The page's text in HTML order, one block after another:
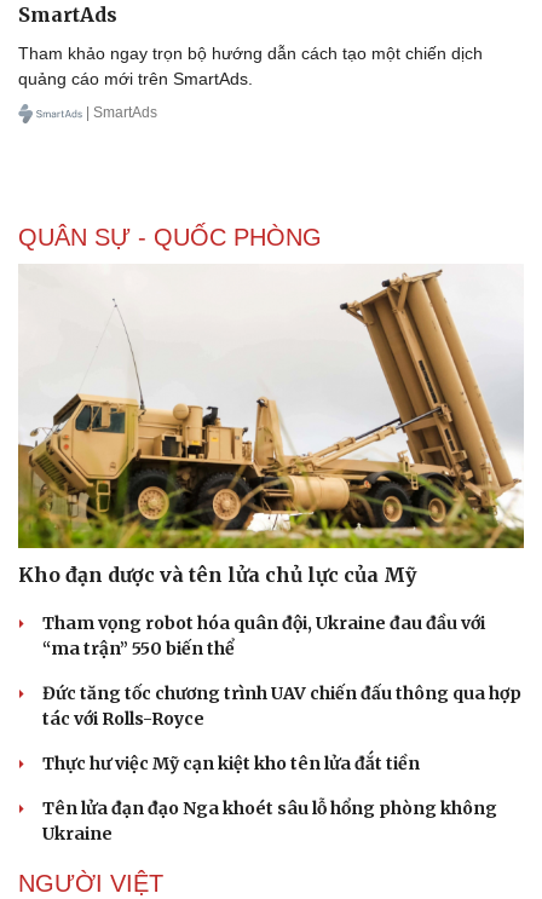
SmartAds
Tham khảo ngay trọn bộ hướng dẫn cách tạo một chiến dịch
quảng cáo mới trên SmartAds.
| SmartAds
QUÂN SỰ - QUỐC PHÒNG
Kho đạn dược và tên lửa chủ lực của Mỹ
Tham vọng robot hóa quân đội, Ukraine đau đầu với
“ma trận” 550 biến thể
Đức tăng tốc chương trình UAV chiến đấu thông qua hợp
tác với Rolls-Royce
Thực hư việc Mỹ cạn kiệt kho tên lửa đắt tiền
Tên lửa đạn đạo Nga khoét sâu lỗ hổng phòng không
Ukraine
NGƯỜI VIỆT